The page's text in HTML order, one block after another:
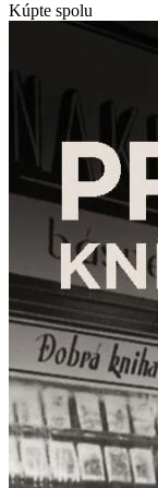
Kúpte spolu